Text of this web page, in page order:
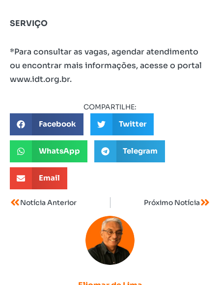
SERVIÇO
*Para consultar as vagas, agendar atendimento
ou encontrar mais informações, acesse o portal
www.idt.org.br.
COMPARTILHE:
Facebook Twitter
WhatsApp Telegram
Email
Notícia Anterior Próximo Notícia